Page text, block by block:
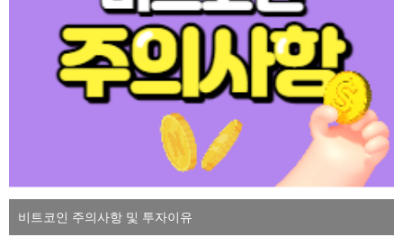
비트코인 주의사항 및 투자이유